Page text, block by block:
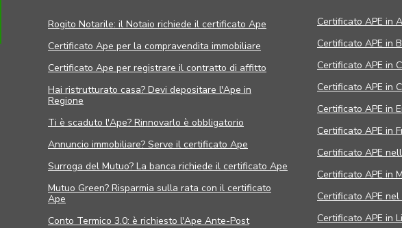
Rogito Notarile: il Notaio richiede il certificato Ape
Certificato Ape per la compravendita immobiliare
Certificato Ape per registrare il contratto di affitto
Hai ristrutturato casa? Devi depositare l'Ape in
Regione
Ti è scaduto l'Ape? Rinnovarlo è obbligatorio
Annuncio immobiliare? Serve il certificato Ape
Surroga del Mutuo? La banca richiede il certificato Ape
Mutuo Green? Risparmia sulla rata con il certificato
Ape
Conto Termico 3.0: è richiesto l'Ape Ante-Post
Certificato APE in
Certificato APE in
Certificato APE in
Certificato APE in
Certificato APE in
Certificato APE in
Certificato APE
Certificato APE in
Certificato APE nel
Certificato APE in